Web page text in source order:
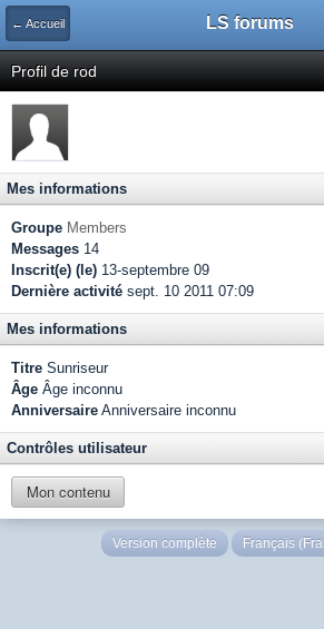
← Accueil LS forums
Profil de rod
Mes informations
Groupe Members
Messages 14
Inscrit(e) (le) 13-septembre 09
Dernière activité sept. 10 2011 07:09
Mes informations
Titre Sunriseur
Âge Âge inconnu
Anniversaire Anniversaire inconnu
Contrôles utilisateur
Mon contenu
Version complète Français